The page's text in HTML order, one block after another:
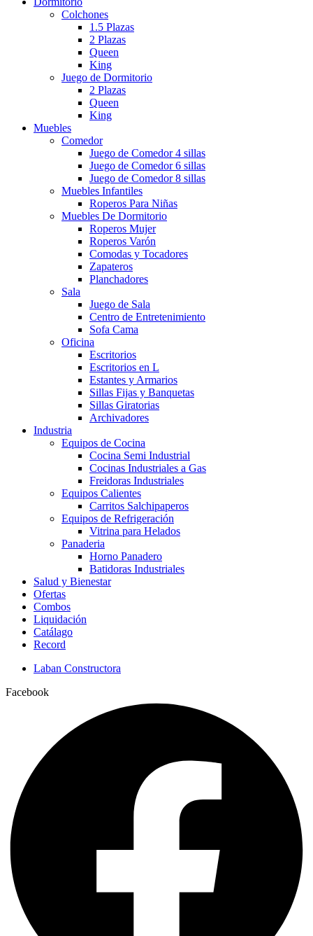
Colchones
1.5 Plazas
2 Plazas
Queen
King
Juego de Dormitorio
2 Plazas
Queen
King
Muebles
Comedor
Juego de Comedor 4 sillas
Juego de Comedor 6 sillas
Juego de Comedor 8 sillas
Muebles Infantiles
Roperos Para Niñas
Muebles De Dormitorio
Roperos Mujer
Roperos Varón
Comodas y Tocadores
Zapateros
Planchadores
Sala
Juego de Sala
Centro de Entretenimiento
Sofa Cama
Oficina
Escritorios
Escritorios en L
Estantes y Armarios
Sillas Fijas y Banquetas
Sillas Giratorias
Archivadores
Industria
Equipos de Cocina
Cocina Semi Industrial
Cocinas Industriales a Gas
Freidoras Industriales
Equipos Calientes
Carritos Salchipaperos
Equipos de Refrigeración
Vitrina para Helados
Panaderia
Horno Panadero
Batidoras Industriales
Salud y Bienestar
Ofertas
Combos
Liquidación
Catálago
Record
Laban Constructora
Facebook